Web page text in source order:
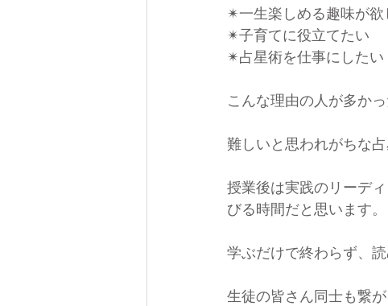
✴︎一生楽しめる趣味が欲
✴︎子育てに役立てたい
✴︎占星術を仕事にしたい
こんな理由の人が多かっ
難しいと思われがちな
授業後は実践のリーデ
びる時間だと思います。
学ぶだけで終わらず、
生徒の皆さん同士も繋